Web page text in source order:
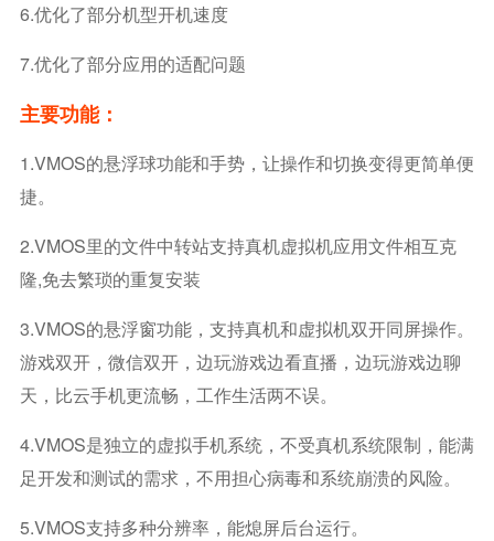
6.优化了部分机型开机速度
7.优化了部分应用的适配问题
主要功能：
1.VMOS的悬浮球功能和手势，让操作和切换变得更简单便
捷。
2.VMOS里的文件中转站支持真机虚拟机应用文件相互克
隆,免去繁琐的重复安装
3.VMOS的悬浮窗功能，支持真机和虚拟机双开同屏操作。
游戏双开，微信双开，边玩游戏边看直播，边玩游戏边聊
天，比云手机更流畅，工作生活两不误。
4.VMOS是独立的虚拟手机系统，不受真机系统限制，能满
足开发和测试的需求，不用担心病毒和系统崩溃的风险。
5.VMOS支持多种分辨率，能熄屏后台运行。